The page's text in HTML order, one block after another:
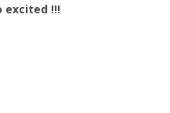
excited !!!